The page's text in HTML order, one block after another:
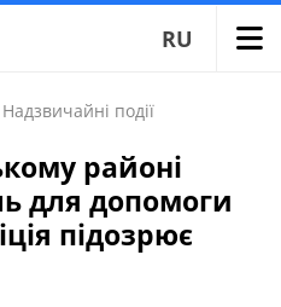
RU
Надзвичайні події
районі
для допомоги
підозрює